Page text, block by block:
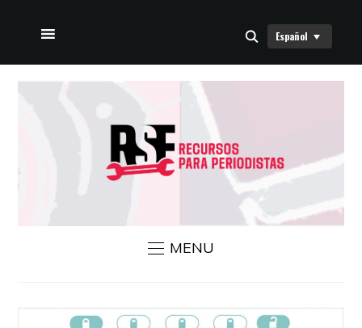
INICIO
CONTÁCTANOS
Español
MENU